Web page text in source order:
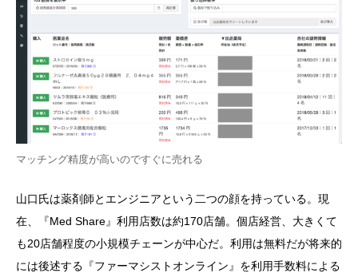
マッチング精度が高いのですぐに売れる
山口氏は薬剤師とエンジニアという二つの顔を持っている。現
在、『Med Share』利用店数は約170店舗。個店経営、大きくて
も20店舗程度の小規模チェーンが中心だ。利用は無料だが将来的
には後述する『ファーマシストオンライン』を利用手数料による